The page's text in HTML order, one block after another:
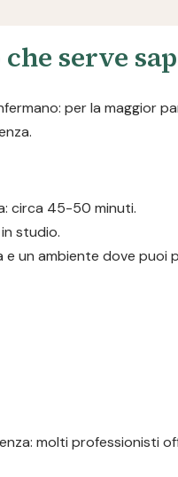
serve
per la maggior
circa 45-50 minuti.
studio.
un ambiente dove puoi
molti professionisti